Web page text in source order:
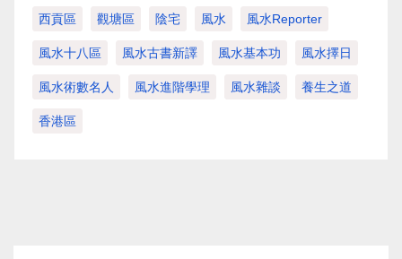
西貢區 觀塘區 陰宅 風水 風水Reporter
風水十八區 風水古書新譯 風水基本功 風水擇日
風水術數名人 風水進階學理 風水雜談 養生之道
香港區